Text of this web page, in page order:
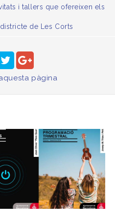
i tallers que ofereixen els
de Les Corts
pàgina